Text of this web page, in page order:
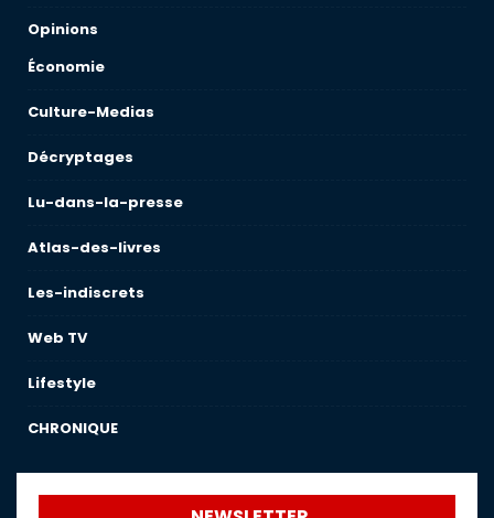
Opinions
Économie
Culture-Medias
Décryptages
Lu-dans-la-presse
Atlas-des-livres
Les-indiscrets
Web TV
Lifestyle
CHRONIQUE